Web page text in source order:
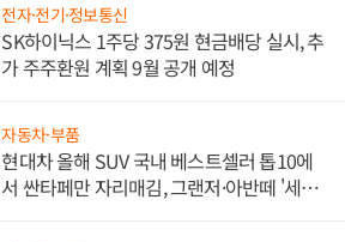
전자·전기·정보통신
SK하이닉스 1주당 375원 현금배당 실시, 추
가 주주환원 계획 9월 공개 예정
자동차·부품
현대차 올해 SUV 국내 베스트셀러 톱10에
서 싼타페만 자리매김, 그랜저·아반떼 '세단